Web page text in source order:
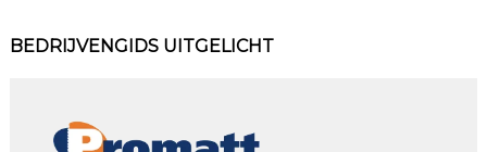
BEDRIJVENGIDS UITGELICHT